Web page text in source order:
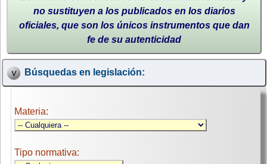
no sustituyen a los publicados en los diarios
oficiales, que son los únicos instrumentos que dan
fe de su autenticidad
Búsquedas en legislación:
Materia:
Tipo normativa: